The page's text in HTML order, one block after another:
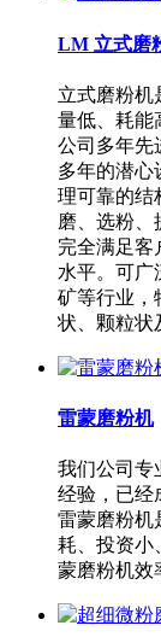
LM 立式磨
立式磨粉机
量低、耗能
公司多年先
多年的潜心
理可靠的结
磨、选粉、
完全满足客
水平。可广
矿等行业，
状、颗粒状
雷蒙磨粉机
我们公司专
经验，已经
雷蒙磨粉机
耗、投资小
蒙磨粉机效